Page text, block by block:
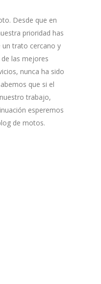
Desde que en
prioridad has
un trato cercano y
las mejores
nunca ha sido
que si el
trabajo,
esperemos
de motos.